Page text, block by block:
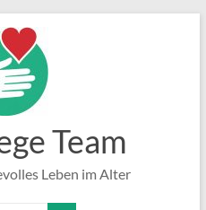
Team
Leben im Alter